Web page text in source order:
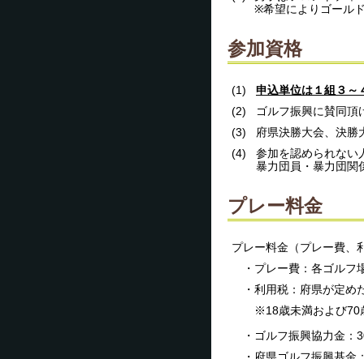
※希望によりゴール
参加資格
(1)
申込単位は１組３～
(2)
ゴルフ振興に賛同頂
(3)
府県決勝大会、決勝
(4)
参加を認められない
暴力団員・暴力団関
プレー料金
プレー料金（プレー費、
・プレー費：各ゴル
・利用税：府県が定め
※18歳未満および70
・ゴルフ振興協力金：